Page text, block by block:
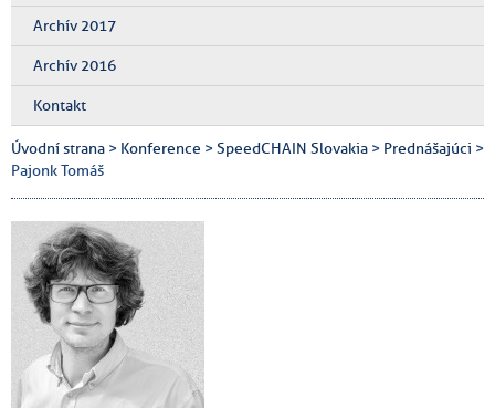
Archív 2017
Archív 2016
Kontakt
Úvodní strana > Konference >SpeedCHAIN Slovakia > Prednášajúci >
Pajonk Tomáš